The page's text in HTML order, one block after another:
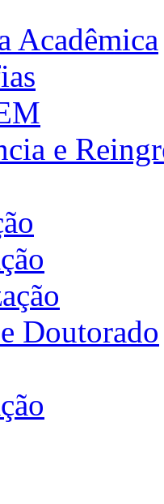
Acadêmica
e
Doutorado